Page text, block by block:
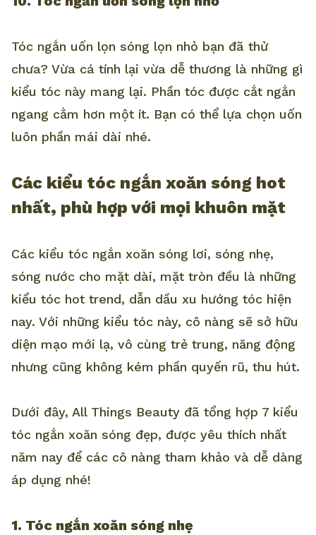
Tóc ngắn uốn lọn sóng lọn nhỏ bạn đã thử
chưa? Vừa cá tính lại vừa dễ thương là những gì
kiểu tóc này mang lại. Phần tóc được cắt ngắn
ngang cằm hơn một ít. Bạn có thể lựa chọn uốn
luôn phần mái dài nhé.
Các kiểu tóc ngắn xoăn sóng hot
nhất, phù hợp với mọi khuôn mặt
Các kiểu tóc ngắn xoăn sóng lơi, sóng nhẹ,
sóng nước cho mặt dài, mặt tròn đều là những
kiểu tóc hot trend, dẫn dầu xu hướng tóc hiện
nay. Với những kiểu tóc này, cô nàng sẽ sở hữu
diện mạo mới lạ, vô cùng trẻ trung, năng động
nhưng cũng không kém phần quyến rũ, thu hút.
Dưới đây, All Things Beauty đã tổng hợp 7 kiểu
tóc ngắn xoăn sóng đẹp, được yêu thích nhất
năm nay để các cô nàng tham khảo và dễ dàng
áp dụng nhé!
1. Tóc ngắn xoăn sóng nhẹ